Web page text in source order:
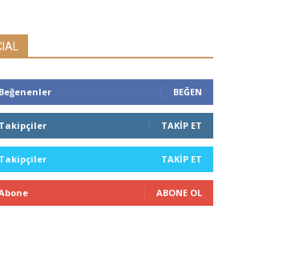
Beğenenler BEĞEN
Takipçiler TAKIP ET
Takipçiler TAKIP ET
ABONE OL